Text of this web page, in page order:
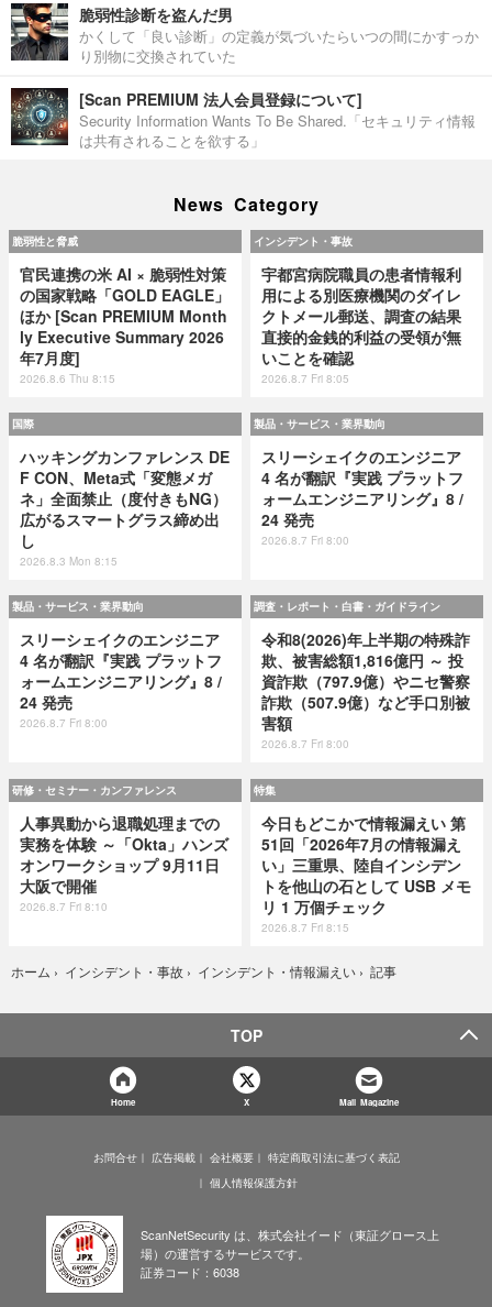
脆弱性診断を盗んだ男
かくして「良い診断」の定義が気づいたらいつの間にかすっか
り別物に交換されていた
[Scan PREMIUM 法人会員登録について]
Security Information Wants To Be Shared.「セキュリティ情報
は共有されることを欲する」
News Category
脆弱性と脅威
官民連携の米 AI × 脆弱性対策
の国家戦略「GOLD EAGLE」
ほか [Scan PREMIUM Month
ly Executive Summary 2026
年7月度]
2026.8.6 Thu 8:15
インシデント・事故
宇都宮病院職員の患者情報利
用による別医療機関のダイレ
クトメール郵送、調査の結果
直接的金銭的利益の受領が無
いことを確認
2026.8.7 Fri 8:05
国際
ハッキングカンファレンス DE
F CON、Meta式「変態メガ
ネ」全面禁止（度付きもNG）
広がるスマートグラス締め出
し
2026.8.3 Mon 8:15
製品・サービス・業界動向
スリーシェイクのエンジニア
4 名が翻訳『実践 プラットフ
ォームエンジニアリング』8 /
24 発売
2026.8.7 Fri 8:00
製品・サービス・業界動向
スリーシェイクのエンジニア
4 名が翻訳『実践 プラットフ
ォームエンジニアリング』8 /
24 発売
2026.8.7 Fri 8:00
調査・レポート・白書・ガイドライン
令和8(2026)年上半期の特殊詐
欺、被害総額1,816億円 ～ 投
資詐欺（797.9億）やニセ警察
詐欺（507.9億）など手口別被
害額
2026.8.7 Fri 8:00
研修・セミナー・カンファレンス
人事異動から退職処理までの
実務を体験 ～「Okta」ハンズ
オンワークショップ 9月11日
大阪で開催
2026.8.7 Fri 8:10
特集
今日もどこかで情報漏えい 第
51回「2026年7月の情報漏え
い」三重県、陸自インシデン
トを他山の石として USB メモ
リ 1 万個チェック
2026.8.7 Fri 8:15
ホーム › インシデント・事故 › インシデント・情報漏えい › 記事
TOP
Home X Mail Magazine
お問合せ 広告掲載 会社概要
特定商取引法に基づく表記
個人情報保護方針
ScanNetSecurity は、株式会社イード（東証グロース上
場）の運営するサービスです。
証券コード：6038